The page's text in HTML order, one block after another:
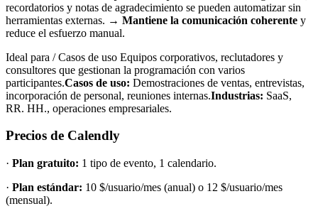
recordatorios y notas de agradecimiento se pueden automatizar sin
herramientas externas. → Mantiene la comunicación coherente y
reduce el esfuerzo manual.
Ideal para / Casos de uso Equipos corporativos, reclutadores y
consultores que gestionan la programación con varios
participantes.Casos de uso: Demostraciones de ventas, entrevistas,
incorporación de personal, reuniones internas.Industrias: SaaS,
RR. HH., operaciones empresariales.
Precios de Calendly
· Plan gratuito: 1 tipo de evento, 1 calendario.
· Plan estándar: 10 $/usuario/mes (anual) o 12 $/usuario/mes
(mensual).